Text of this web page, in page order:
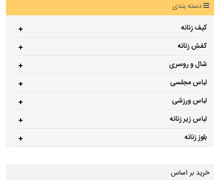
دسته بندی
کیف زنانه
کفش زنانه
شال و روسری
لباس مجلسی
لباس ورزشی
لباس زیر زنانه
بلوز زنانه
خرید بر اساس